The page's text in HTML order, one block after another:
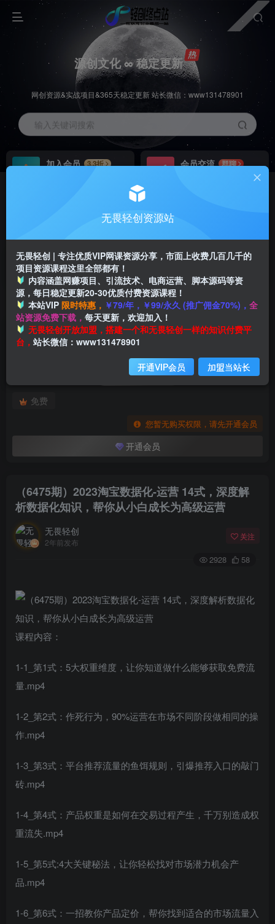
源创文化 ∞ 稳定更新
网创资源&实战项目&365天稳定更新 站长微信：www131478901
输入关键词搜索
加入会员
3.3折
会员交流
群聊
推广返佣高达70%
首页 创业课程 会员专属 正文
此内容为付费阅读，请付费后查看
会员专属资源
免费
您暂无购买权限，请先开通会员
开通会员
付费阅读
（6475期）2023淘宝数据化-运营 14式，深度解
析数据化知识，帮你从小白成长为高级运营
无畏轻创
2年前发布
关注
2928 58
课程内容：
1-1_第1式：5大权重维度，让你知道做什么能够获取免费流
量.mp4
1-2_第2式：作死行为，90%运营在市场不同阶段做相同的操
作.mp4
1-3_第3式：平台推荐流量的鱼饵规则，引爆推荐入口的敲门
砖.mp4
1-4_第4式：产品权重是如何在交易过程产生，千万别造成权
重流失.mp4
1-5_第5式:4大关键秘法，让你轻松找对市场潜力机会产
品.mp4
1-6_第6式：一招教你产品定价，帮你找到适合的市场流量入
无畏轻创资源站
无畏轻创 | 专注优质VIP网课资源分享，市面上收费几百几千的
项目资源课程这里全部都有！
内容涵盖网赚项目、引流技术、电商运营、脚本源码等资
源，每日稳定更新20-30优质付费资源课程！
本站VIP 限时特惠， ￥79/年，￥99/永久 (推广佣金70%)， 全
站资源免费下载， 每天更新，欢迎加入！
无畏轻创开放加盟，搭建一个和无畏轻创一样的知识付费平
台， 站长微信：www131478901
开通VIP会员 加盟当站长